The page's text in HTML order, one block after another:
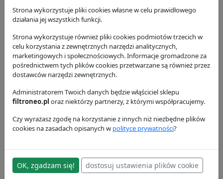
173.13 zł
Filtr oleju
P502007
23.58 zł
Filtr oleju
P502007
23.54 zł
Filtr paliwa
P502161
27.16 zł
Strona wykorzystuje pliki cookies własne w celu prawidłowego
działania jej wszystkich funkcji.
Strona wykorzystuje również pliki cookies podmiotów trzecich w
celu korzystania z zewnętrznych narzędzi analitycznych,
marketingowych i społecznościowych. Informacje gromadzone za
pośrednictwem tych plików cookies przetwarzane są również przez
dostawców narzędzi zewnętrznych.
Administratorem Twoich danych będzie włąściciel sklepu
filtroneo.pl oraz niektórzy partnerzy, z którymi współpracujemy.
Czy wyrażasz zgodę na korzystanie z innych niż niezbędne plików
cookies na zasadach opisanych w polityce prywatności?
OK, zgadzam się! dostosuj ustawienia plików cookie